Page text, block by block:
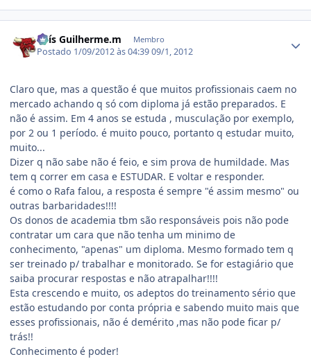
Luís Guilherme.m Membro
Postado 1/09/2012 às 04:3909/1, 2012
Claro que, mas a questão é que muitos profissionais caem no
mercado achando q só com diploma já estão preparados. E
não é assim. Em 4 anos se estuda , musculação por exemplo,
por 2 ou 1 período. é muito pouco, portanto q estudar muito,
muito...
Dizer q não sabe não é feio, e sim prova de humildade. Mas
tem q correr em casa e ESTUDAR. E voltar e responder.
é como o Rafa falou, a resposta é sempre "é assim mesmo" ou
outras barbaridades!!!!
Os donos de academia tbm são responsáveis pois não pode
contratar um cara que não tenha um minimo de
conhecimento, "apenas" um diploma. Mesmo formado tem q
ser treinado p/ trabalhar e monitorado. Se for estagiário que
saiba procurar respostas e não atrapalhar!!!!
Esta crescendo e muito, os adeptos do treinamento sério que
estão estudando por conta própria e sabendo muito mais que
esses profissionais, não é demérito ,mas não pode ficar p/
trás!!
Conhecimento é poder!